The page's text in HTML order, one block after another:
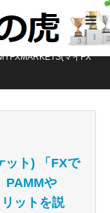
マイFX
ット) 「FXで
PAMMや
ットを説